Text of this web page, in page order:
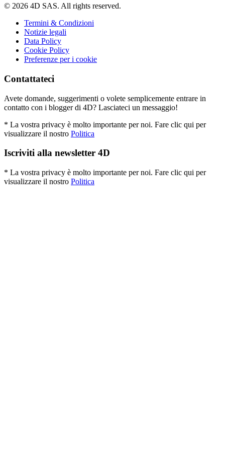
© 2026 4D SAS. All rights reserved.
Termini & Condizioni
Notizie legali
Data Policy
Cookie Policy
Preferenze per i cookie
Contattateci
Avete domande, suggerimenti o volete semplicemente entrare in
contatto con i blogger di 4D? Lasciateci un messaggio!
* La vostra privacy è molto importante per noi. Fare clic qui per
visualizzare il nostro Politica
Iscriviti alla newsletter 4D
* La vostra privacy è molto importante per noi. Fare clic qui per
visualizzare il nostro Politica